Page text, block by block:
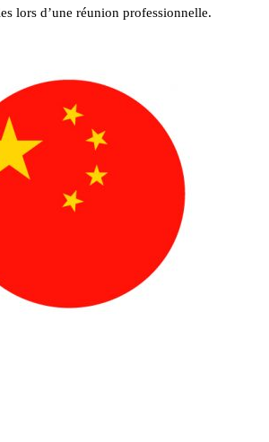
lors d’une réunion professionnelle.